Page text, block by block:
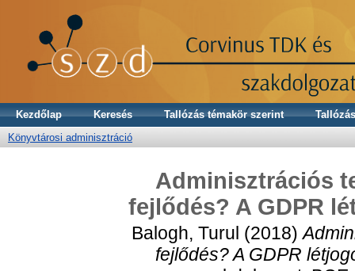
Kezdőlap Keresés Tallózás témakör szerint
Könyvtárosi adminisztráció
Adminisztrációs
fejlődés? A GDPR
Balogh, Turul (2018)
fejlődés? A GDPR